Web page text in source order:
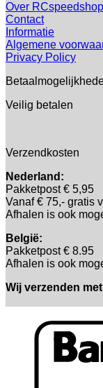
Over RCspeedshop
Contact
Informatie
Algemene
Privacy Policy
Veilig betalen
Verzendkosten
Nederland:
Pakketpost € 5,95
Vanaf € 75,- gratis
Afhalen is ook
België:
Pakketpost € 8.95
Afhalen is ook
Wij verzenden